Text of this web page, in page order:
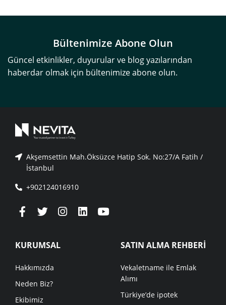
Bültenimize Abone Olun
Güncel etkinlikler, duyurular ve blog yazılarından
haberdar olmak için bültenimize abone olun.
Akşemsettin Mah.Öksüzce Hatip Sok. No:27/A Fatih /
İstanbul
+902124016910
KURUMSAL
Hakkımızda
Neden Biz?
Ekibimiz
SATIN ALMA REHBERİ
Vekaletname ile Emlak
Alımı
Türkiye’de ipotek